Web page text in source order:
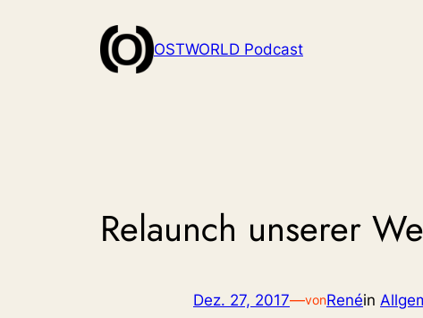
OSTWORLD Podcast
Relaunch unserer
Dez. 27, 2017—vonRenéin